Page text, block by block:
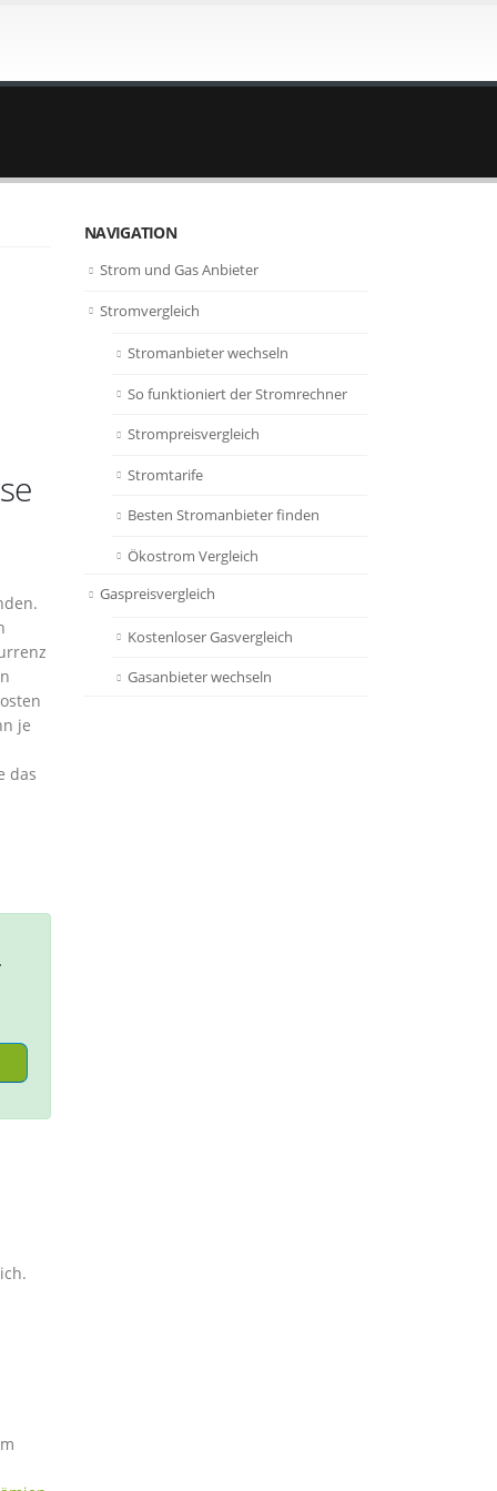
je
das
NAVIGATION
Strom und Gas Anbieter
Stromvergleich
Stromanbieter wechseln
So funktioniert der Stromrechner
Strompreisvergleich
Stromtarife
Besten Stromanbieter finden
Ökostrom Vergleich
Gaspreisvergleich
Kostenloser Gasvergleich
Gasanbieter wechseln